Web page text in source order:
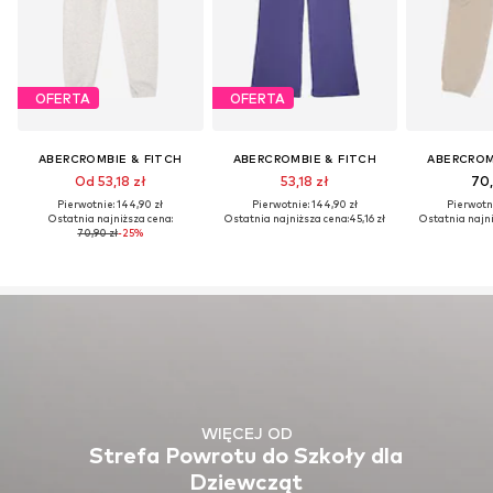
OFERTA
ABERCROMBIE & FITCH
Od 53,18 zł
Pierwotnie: 144,90 zł
Ostatnia najniższa cena:
70,90 zł-25%
OFERTA
ABERCROMBIE & FITCH
53,18 zł
Pierwotnie: 144,90 zł
Ostatnia najniższa cena:45,16 zł
Ostatnia
WIĘCEJ OD
Strefa Powrotu do Szkoły dla
Dziewcząt